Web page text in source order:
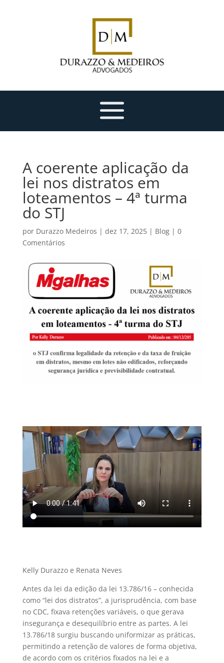
A coerente aplicação da
lei nos distratos em
loteamentos – 4ª turma
do STJ
por Durazzo Medeiros | dez 17, 2025| Blog| 0
Comentários
Kelly Durazzo e Renata Neves
Antes da lei da edição da lei 13.786/16 – conhecida
como “lei dos distratos”, a jurisprudência, com base
no CDC, fixava retenções variáveis, o que gerava
insegurança e desequilíbrio entre as partes. A lei
13.786/18 surgiu buscando uniformizar as práticas,
permitindo a retenção de valores de forma objetiva,
de acordo com os critérios fixados na lei e a